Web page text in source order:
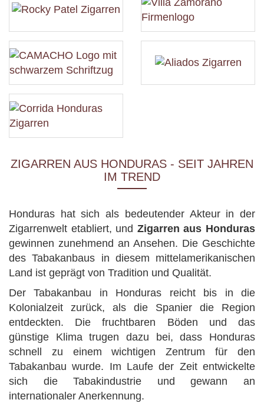
ZIGARREN AUS HONDURAS - SEIT JAHREN
IM TREND
Honduras hat sich als bedeutender Akteur in der
Zigarrenwelt etabliert, und Zigarren aus Honduras
gewinnen zunehmend an Ansehen. Die Geschichte
des Tabakanbaus in diesem mittelamerikanischen
Land ist geprägt von Tradition und Qualität.
Der Tabakanbau in Honduras reicht bis in die
Kolonialzeit zurück, als die Spanier die Region
entdeckten. Die fruchtbaren Böden und das
günstige Klima trugen dazu bei, dass Honduras
schnell zu einem wichtigen Zentrum für den
Tabakanbau wurde. Im Laufe der Zeit entwickelte
sich die Tabakindustrie und gewann an
internationaler Anerkennung.